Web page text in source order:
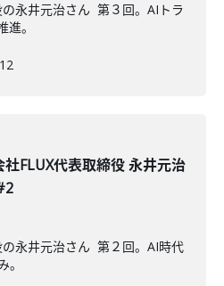
永井元治さん 第３回。AIトラ
。
社FLUX代表取締役 永井元治
永井元治さん 第２回。AI時代
。